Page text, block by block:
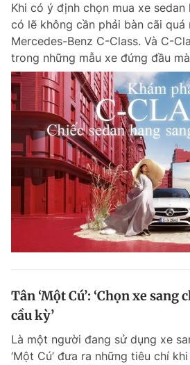
Khi có ý định chọn mua xe
có lẽ không cần phải bàn cãi quá
Mercedes-Benz C-Class. Và C-
trong những mẫu xe đứng đầu
Tân ‘Một Cú’: ‘Chọn xe sang
cầu kỳ’
Là một người đang sử dụng xe
‘Một Cú’ đưa ra những tiêu chí